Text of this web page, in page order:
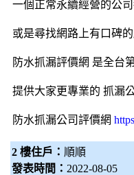
一個正常永續經營的公
或是尋找網路上有口碑
防水抓漏評價網 是全台
提供大家更專業的 抓漏
防水抓漏公司評價網
2 樓住戶： 順順
發表時間： 2022-08-05